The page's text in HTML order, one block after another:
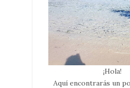
¡Hola!
Aquí encontrarás un